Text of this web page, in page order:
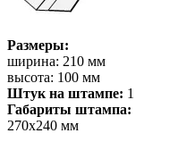
Размеры:
ширина: 210 мм
высота: 100 мм
Штук на штампе: 1
Габариты штампа:
270х240 мм